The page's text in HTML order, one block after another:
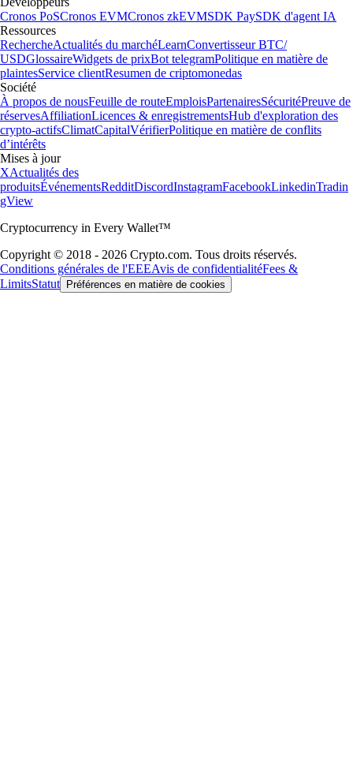
Cronos PoSCronos EVMCronos zkEVMSDK PaySDK d'agent IA
Ressources
RechercheActualités du marchéLearnConvertisseur BTC/
USDGlossaireWidgets de prixBot telegramPolitique en matière de
plaintesService clientResumen de criptomonedas
Société
À propos de nousFeuille de routeEmploisPartenairesSécuritéPreuve de
réservesAffiliationLicences & enregistrementsHub d'exploration des
crypto-actifsClimatCapitalVérifierPolitique en matière de conflits
d’intérêts
Mises à jour
XActualités des
produitsÉvénementsRedditDiscordInstagramFacebookLinkedinTradin
gView
Cryptocurrency in Every Wallet™
Copyright © 2018 - 2026 Crypto.com. Tous droits réservés.
Conditions générales de l'EEEAvis de confidentialitéFees &
LimitsStatut Préférences en matière de cookies